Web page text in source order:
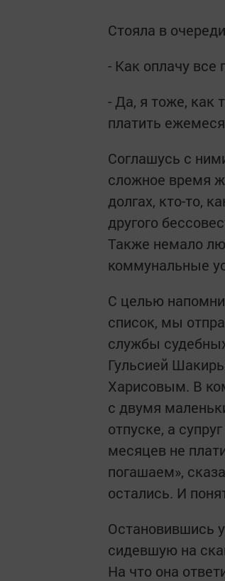
Стояла в
- Как оплачу все
- Да, я тоже, как
платить
Соглашусь с
сложное время
долгах, кто-то,
другого
Также немало
коммунальные
С целью
список, мы
службы
Гульсией
Харисовым. В
с двумя
отпуске, а
месяцев не
погашаем»,
остались. И
Остановившись
сидевшую на
На что она